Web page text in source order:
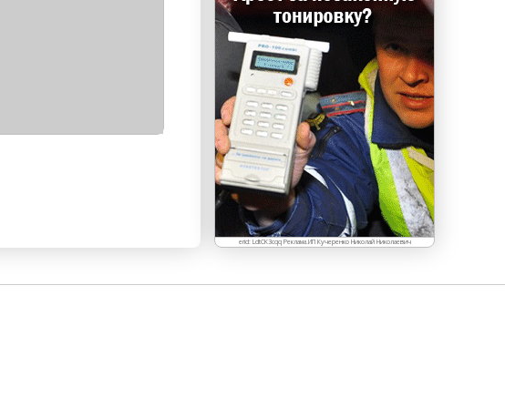
erid: LdtCK3cqq Реклама.ИП Кучеренко Николай Николаевич